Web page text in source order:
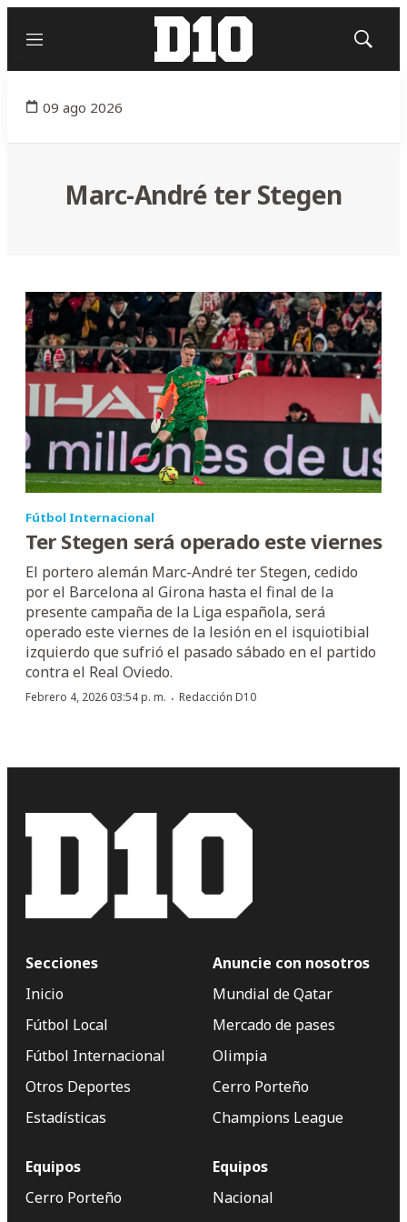
Menú
Mostrar
09 ago 2026
Marc-André ter Stegen
Fútbol Internacional
Ter Stegen será operado este viernes
El portero alemán Marc-André ter Stegen, cedido
por el Barcelona al Girona hasta el final de la
presente campaña de la Liga española, será
operado este viernes de la lesión en el isquiotibial
izquierdo que sufrió el pasado sábado en el partido
contra el Real Oviedo.
Febrero 4, 2026 03:54 p. m. · Redacción D10
Secciones
Inicio
Fútbol Local
Fútbol Internacional
Otros Deportes
Estadísticas
Anuncie con nosotros
Mundial de Qatar
Mercado de pases
Olimpia
Cerro Porteño
Champions League
Equipos
Cerro Porteño
Equipos
Nacional